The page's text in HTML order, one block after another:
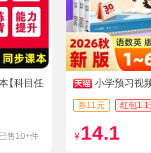
【科目任
已售10+件
小学预习视
教材
券11元 红包1.1
¥ 14.1